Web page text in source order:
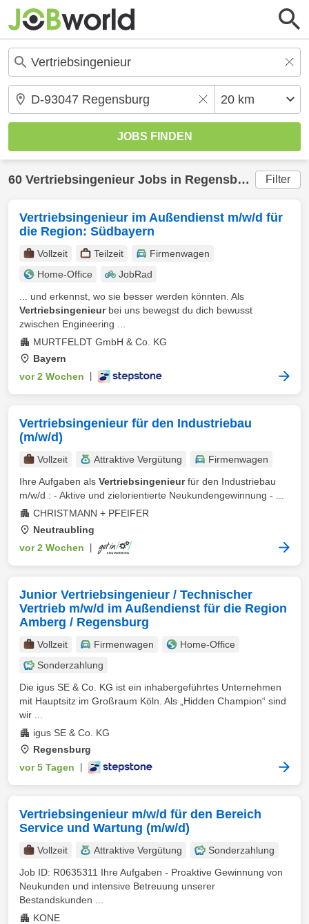
60 Vertriebsingenieur Jobs in Regensburg (20
Filter
Vertriebsingenieur im Außendienst m/w/d für
die Region: Südbayern
Vollzeit Teilzeit
Firmenwagen
Home-Office
JobRad
... und erkennst, wo sie besser werden könnten. Als
Vertriebsingenieurbei uns bewegst du dich bewusst
zwischen Engineering ...
MURTFELDT GmbH & Co. KG
Bayern
vor 2 Wochen
Vertriebsingenieur für den Industriebau
(m/w/d)
Vollzeit Attraktive Vergütung
Firmenwagen
Ihre Aufgaben als Vertriebsingenieurfür den Industriebau
m/w/d : - Aktive und zielorientierte Neukundengewinnung - ...
CHRISTMANN + PFEIFER
Neutraubling
vor 2 Wochen
Junior Vertriebsingenieur / Technischer
Vertrieb m/w/d im Außendienst für die Region
Amberg / Regensburg
Vollzeit Firmenwagen
Home-Office
Sonderzahlung
Die igus SE & Co. KG ist ein inhabergeführtes Unternehmen
mit Hauptsitz im Großraum Köln. Als „Hidden Champion“ sind
wir ...
igus SE & Co. KG
Regensburg
vor 5 Tagen
Vertriebsingenieur m/w/d für den Bereich
Service und Wartung (m/w/d)
Vollzeit Attraktive Vergütung
Sonderzahlung
Job ID: R0635311 Ihre Aufgaben - Proaktive Gewinnung von
Neukunden und intensive Betreuung unserer
Bestandskunden ...
KONE